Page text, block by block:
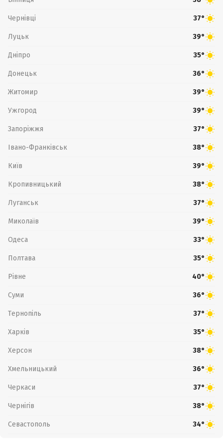
Чернівці 37°
Луцьк 39°
Дніпро 35°
Донецьк 36°
Житомир 39°
Ужгород 39°
Запоріжжя 37°
Івано-Франківськ 38°
Київ 39°
Кропивницький 38°
Луганськ 37°
Миколаїв 39°
Одеса 33°
Полтава 35°
Рівне 40°
Суми 36°
Тернопіль 37°
Харків 35°
Херсон 38°
Хмельницький 36°
Черкаси 37°
Чернігів 38°
Севастополь 34°